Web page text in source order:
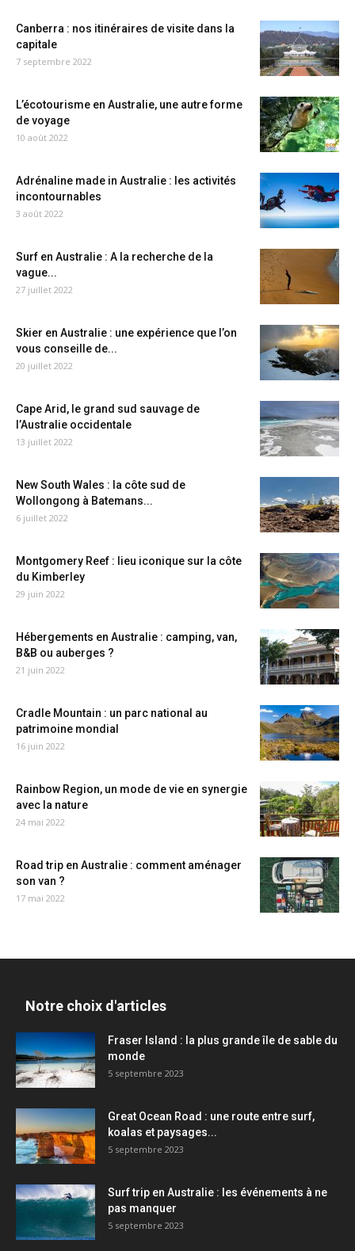
Canberra : nos itinéraires de visite dans la
capitale
7 septembre 2022
L’écotourisme en Australie, une autre forme
de voyage
10 août 2022
Adrénaline made in Australie : les activités
incontournables
3 août 2022
Surf en Australie : A la recherche de la
vague...
27 juillet 2022
Skier en Australie : une expérience que l’on
vous conseille de...
20 juillet 2022
Cape Arid, le grand sud sauvage de
l’Australie occidentale
13 juillet 2022
New South Wales : la côte sud de
Wollongong à Batemans...
6 juillet 2022
Montgomery Reef : lieu iconique sur la côte
du Kimberley
29 juin 2022
Hébergements en Australie : camping, van,
B&B ou auberges ?
21 juin 2022
Cradle Mountain : un parc national au
patrimoine mondial
16 juin 2022
Rainbow Region, un mode de vie en synergie
avec la nature
24 mai 2022
Road trip en Australie : comment aménager
son van ?
17 mai 2022
Notre choix d'articles
Fraser Island : la plus grande île de sable du
monde
5 septembre 2023
Great Ocean Road : une route entre surf,
koalas et paysages...
5 septembre 2023
Surf trip en Australie : les événements à ne
pas manquer
5 septembre 2023